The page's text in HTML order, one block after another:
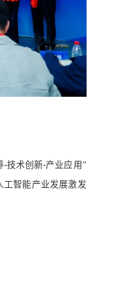
技术创新-产业应用”
工智能产业发展激发